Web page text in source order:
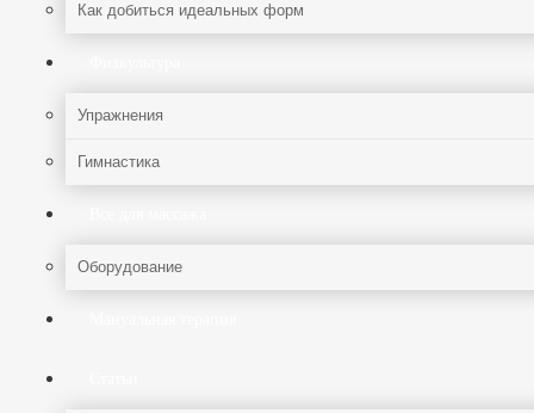
Как добиться идеальных форм
Упражнения
Гимнастика
Оборудование